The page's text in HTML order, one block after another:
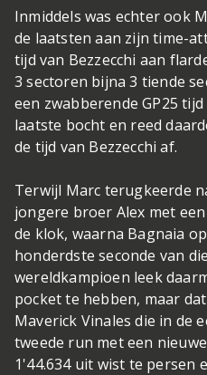
Inmiddels was echter ook
de laatsten aan zijn time-
tijd van Bezzecchi aan
3 sectoren bijna 3 tiende
een zwabberende GP25
laatste bocht en reed
de tijd van Bezzecchi af.
Terwijl Marc terugkeerde
jongere broer Alex met
de klok, waarna Bagnaia
honderdste seconde van
wereldkampioen leek
pocket te hebben, maar
Maverick Vinales die in de
tweede run met een
1'44.634 uit wist te persen